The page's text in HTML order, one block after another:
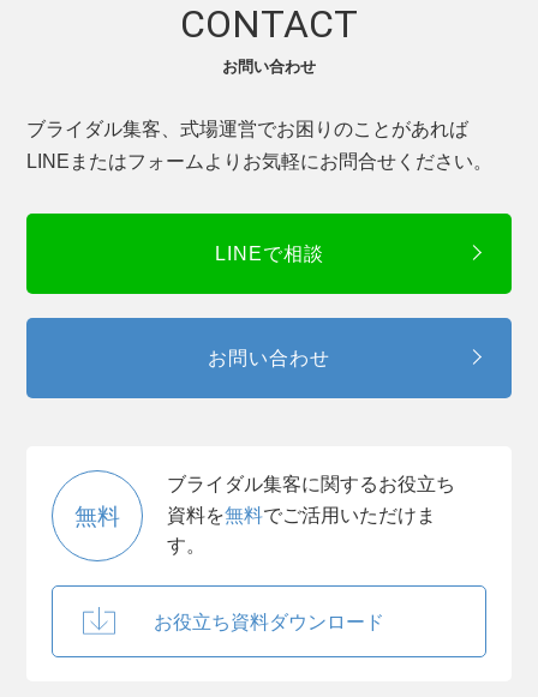
CONTACT
お問い合わせ
ブライダル集客、式場運営でお困りのことがあれば
LINEまたはフォームよりお気軽にお問合せください。
LINEで相談
お問い合わせ
無料
ブライダル集客に関するお役立ち
資料を無料でご活用いただけま
す。
お役立ち資料ダウンロード